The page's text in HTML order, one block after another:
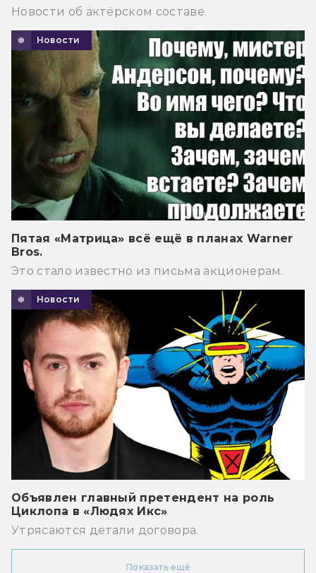
Новости об актёрском составе.
Новости
Пятая «Матрица» всё ещё в планах Warner
Bros.
Это стало известно из письма акционерам.
Новости
Объявлен главный претендент на роль
Циклопа в «Людях Икс»
Утрясаются детали договора.
Показать ещё